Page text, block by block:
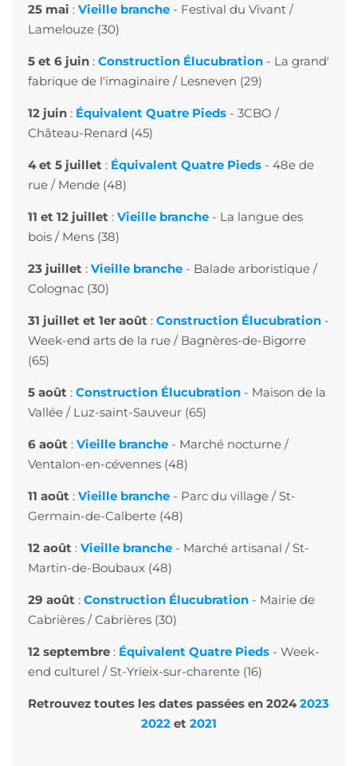
25 mai : Vieille branche - Festival du Vivant /
Lamelouze (30)
5 et 6 juin : Construction Élucubration - La grand'
fabrique de l'imaginaire / Lesneven (29)
12 juin : Équivalent Quatre Pieds - 3CBO /
Château-Renard (45)
4 et 5 juillet : Équivalent Quatre Pieds - 48e de
rue / Mende (48)
11 et 12 juillet : Vieille branche - La langue des
bois / Mens (38)
23 juillet : Vieille branche - Balade arboristique /
Colognac (30)
31 juillet et 1er août : Construction Élucubration -
Week-end arts de la rue / Bagnères-de-Bigorre
(65)
5 août : Construction Élucubration - Maison de la
Vallée / Luz-saint-Sauveur (65)
6 août : Vieille branche - Marché nocturne /
Ventalon-en-cévennes (48)
11 août : Vieille branche - Parc du village / St-
Germain-de-Calberte (48)
12 août : Vieille branche - Marché artisanal / St-
Martin-de-Boubaux (48)
29 août : Construction Élucubration - Mairie de
Cabrières / Cabrières (30)
12 septembre : Équivalent Quatre Pieds - Week-
end culturel / St-Yrieix-sur-charente (16)
Retrouvez toutes les dates passées en 2024 2023
2022et 2021